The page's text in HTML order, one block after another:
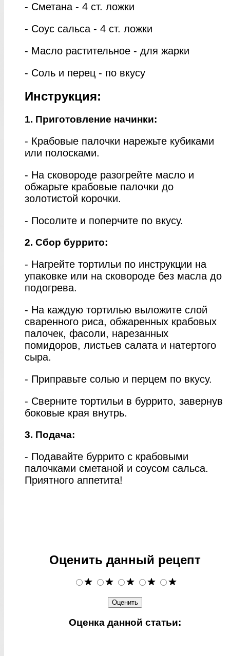
- Сметана - 4 ст. ложки
- Соус сальса - 4 ст. ложки
- Масло растительное - для жарки
- Соль и перец - по вкусу
Инструкция:
1. Приготовление начинки:
- Крабовые палочки нарежьте кубиками
или полосками.
- На сковороде разогрейте масло и
обжарьте крабовые палочки до
золотистой корочки.
- Посолите и поперчите по вкусу.
2. Сбор буррито:
- Нагрейте тортильи по инструкции на
упаковке или на сковороде без масла до
подогрева.
- На каждую тортилью выложите слой
сваренного риса, обжаренных крабовых
палочек, фасоли, нарезанных
помидоров, листьев салата и натертого
сыра.
- Приправьте солью и перцем по вкусу.
- Сверните тортильи в буррито, завернув
боковые края внутрь.
3. Подача:
- Подавайте буррито с крабовыми
палочками сметаной и соусом сальса.
Приятного аппетита!
Оценить данный рецепт
Оценка данной статьи: